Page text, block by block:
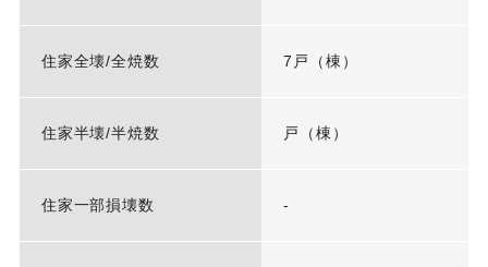
住家全壊/全焼数 7戸（棟）
住家半壊/半焼数 戸（棟）
住家一部損壊数 -